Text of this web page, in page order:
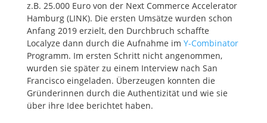
z.B. 25.000 Euro von der Next Commerce Accelerator
Hamburg (LINK). Die ersten Umsätze wurden schon
Anfang 2019 erzielt, den Durchbruch schaffte
Localyze dann durch die Aufnahme im Y-Combinator
Programm. Im ersten Schritt nicht angenommen,
wurden sie später zu einem Interview nach San
Francisco eingeladen. Überzeugen konnten die
Gründerinnen durch die Authentizität und wie sie
über ihre Idee berichtet haben.